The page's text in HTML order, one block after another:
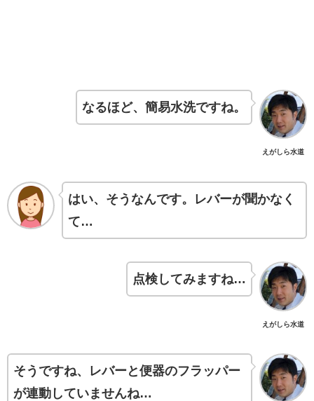
えがしら水道
なるほど、簡易水洗ですね。
はい、そうなんです。レバーが聞かなく
て…
えがしら水道
点検してみますね…
そうですね、レバーと便器のフラッパー
が連動していませんね…